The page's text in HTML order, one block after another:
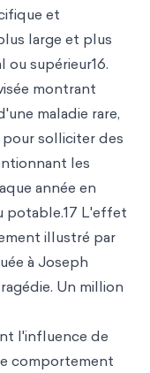
et
large et plus
ou supérieur16.
montrant
maladie rare,
solliciter des
les
année en
potable.17 L'effet
illustré par
à Joseph
Un million
l'influence de
comportement